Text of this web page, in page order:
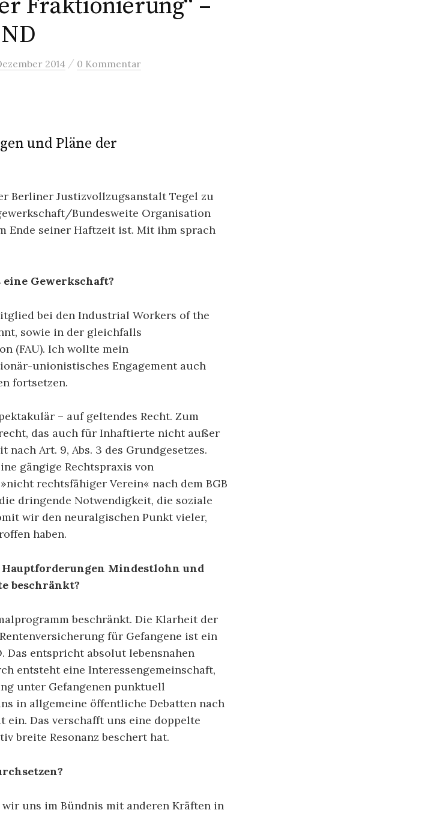
Fraktionierung“ –
ND
2014 / 0 Kommentar
und Pläne der
Berliner Justizvollzugsanstalt Tegel zu
Bundesweite Organisation
Ende seiner Haftzeit ist. Mit ihm sprach
Gewerkschaft?
bei den Industrial Workers of the
sowie in der gleichfalls
(FAU). Ich wollte mein
unionistisches Engagement auch
fortsetzen.
– auf geltendes Recht. Zum
das auch für Inhaftierte nicht außer
Art. 9, Abs. 3 des Grundgesetzes.
gängige Rechtspraxis von
rechtsfähiger Verein« nach dem BGB
dringende Notwendigkeit, die soziale
wir den neuralgischen Punkt vieler,
haben.
Hauptforderungen Mindestlohn und
beschränkt?
beschränkt. Die Klarheit der
für Gefangene ist ein
Das entspricht absolut lebensnahen
entsteht eine Interessengemeinschaft,
unter Gefangenen punktuell
in allgemeine öffentliche Debatten nach
Das verschafft uns eine doppelte
breite Resonanz beschert hat.
uns im Bündnis mit anderen Kräften in